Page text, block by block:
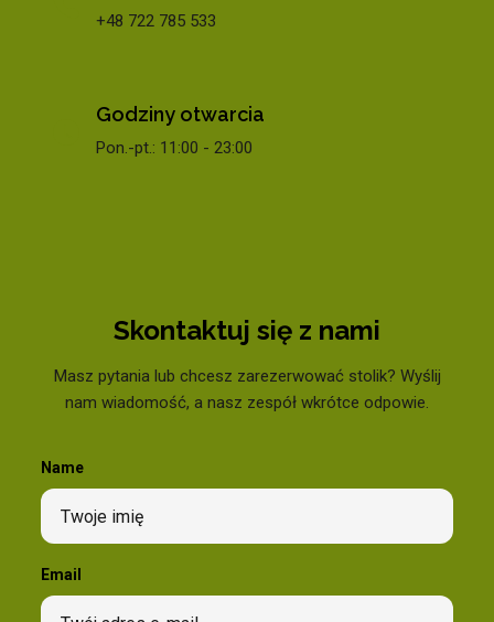
+48 722 785 533
Godziny otwarcia
Pon.-pt.: 11:00 - 23:00
Skontaktuj się z nami
Masz pytania lub chcesz zarezerwować stolik? Wyślij
nam wiadomość, a nasz zespół wkrótce odpowie.
Name
Email